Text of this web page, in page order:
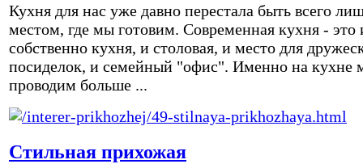
Кухня для нас уже давно перестала быть всего
местом, где мы готовим. Современная кухня - это
собственно кухня, и столовая, и место для
посиделок, и семейный "офис". Именно на кухне
проводим больше ...
Стильная прихожая